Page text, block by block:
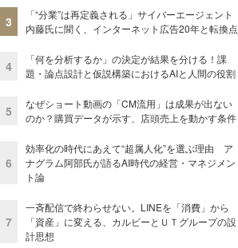
3
「“分業”は再定義される」サイバーエージェント
内藤氏に聞く、インターネット広告20年と転換点
4
「何を分析するか」の決定が結果を分ける！課
題・論点設計と仮説構築におけるAIと人間の役割
5
なぜショート動画の「CM流用」は成果が出ない
のか？購買データが示す、店頭売上を動かす条件
6
効率化の時代にあえて“超属人化”を選ぶ理由 ア
ナグラム阿部氏が語るAI時代の経営・マネジメン
ト論
7
一斉配信で終わらせない。LINEを「消費」から
「資産」に変える、カルビーとＵＴグループの設
計思想